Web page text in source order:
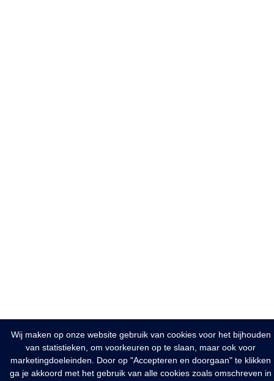
Wij maken op onze website gebruik van cookies voor het bijhouden
van statistieken, om voorkeuren op te slaan, maar ook voor
marketingdoeleinden. Door op "Accepteren en doorgaan" te klikken
ga je akkoord met het gebruik van alle cookies zoals omschreven in